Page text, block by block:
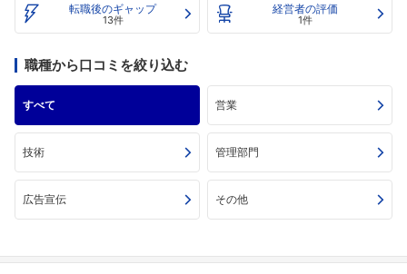
転職後のギャップ
13件
経営者の評価
1件
職種から口コミを絞り込む
すべて 営業
技術 管理部門
広告宣伝 その他